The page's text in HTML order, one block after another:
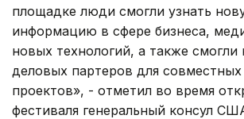
площадке люди смогли узнать
информацию в сфере бизнеса,
новых технологий, а также смогли
деловых партеров для
проектов», - отметил во время
фестиваля генеральный консул